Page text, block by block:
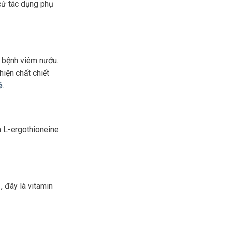
tác dụng phụ
viêm nướu.
chất chiết
.
L-ergothioneine
đây là vitamin